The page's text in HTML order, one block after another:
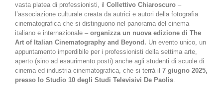
vasta platea di professionisti, il Collettivo Chiaroscuro –
l’associazione culturale creata da autrici e autori della fotografia
cinematografica che si distinguono nel panorama del cinema
italiano e internazionale – organizza un nuova edizione di The
Art of Italian Cinematography and Beyond. Un evento unico, un
appuntamento imperdibile per i professionisti della settima arte,
aperto (sino ad esaurimento posti) anche agli studenti di scuole di
cinema ed industria cinematografica, che si terrà il 7 giugno 2025,
presso lo Studio 10 degli Studi Televisivi De Paolis